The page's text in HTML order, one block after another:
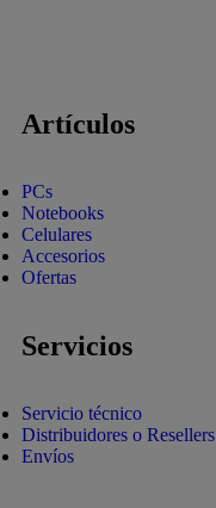
Artículos
PCs
Notebooks
Celulares
Accesorios
Ofertas
Servicios
Servicio técnico
Distribuidores o Resellers
Envíos